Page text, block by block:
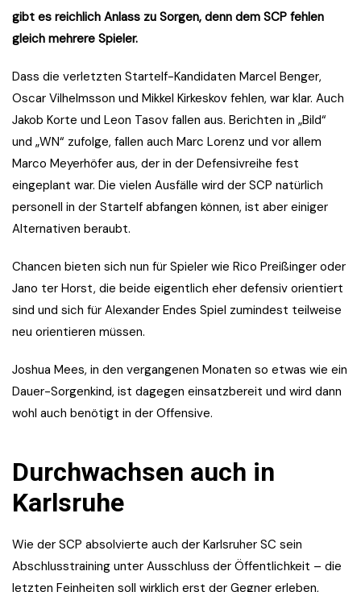
gibt es reichlich Anlass zu Sorgen, denn dem SCP fehlen
gleich mehrere Spieler.
Dass die verletzten Startelf-Kandidaten Marcel Benger,
Oscar Vilhelmsson und Mikkel Kirkeskov fehlen, war klar. Auch
Jakob Korte und Leon Tasov fallen aus. Berichten in „Bild“
und „WN“ zufolge, fallen auch Marc Lorenz und vor allem
Marco Meyerhöfer aus, der in der Defensivreihe fest
eingeplant war. Die vielen Ausfälle wird der SCP natürlich
personell in der Startelf abfangen können, ist aber einiger
Alternativen beraubt.
Chancen bieten sich nun für Spieler wie Rico Preißinger oder
Jano ter Horst, die beide eigentlich eher defensiv orientiert
sind und sich für Alexander Endes Spiel zumindest teilweise
neu orientieren müssen.
Joshua Mees, in den vergangenen Monaten so etwas wie ein
Dauer-Sorgenkind, ist dagegen einsatzbereit und wird dann
wohl auch benötigt in der Offensive.
Durchwachsen auch in
Karlsruhe
Wie der SCP absolvierte auch der Karlsruher SC sein
Abschlusstraining unter Ausschluss der Öffentlichkeit – die
letzten Feinheiten soll wirklich erst der Gegner erleben,